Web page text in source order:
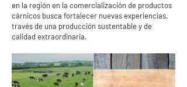
en la región en la comercialización de productos
cárnicos busca fortalecer nuevas experiencias,
través de una producción sustentable y de
calidad extraordinaria.